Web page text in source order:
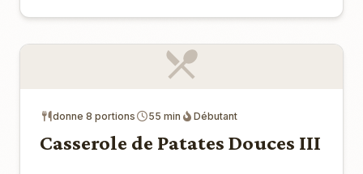
donne 8 portions 55 min Débutant
Casserole de Patates Douces III